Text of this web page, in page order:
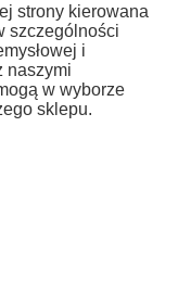
strony kierowana
szczególności
i
naszymi
w wyborze
sklepu.